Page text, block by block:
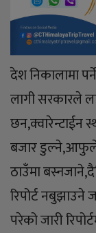
देश निकालामा
लागी सरकारले
छन,क्वारेन्टाईन
बजार डुल्ने,आफुले
ठाउँमा
रिपोर्ट
परेको जारी